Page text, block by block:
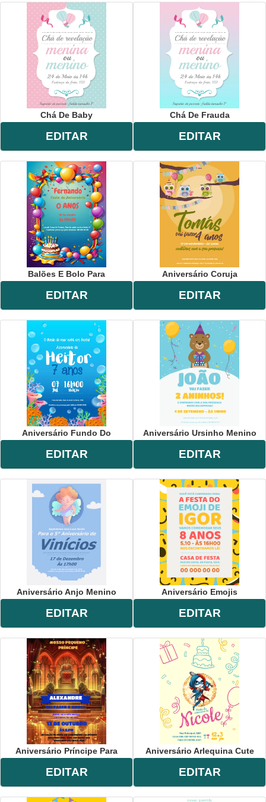
Chá De Baby
EDITAR
Chá De Frauda
EDITAR
Balões E Bolo Para
EDITAR
Aniversário Coruja
EDITAR
Aniversário Fundo Do
EDITAR
Aniversário Ursinho Menino
EDITAR
Aniversário Anjo Menino
EDITAR
Aniversário Emojis
EDITAR
Aniversário Príncipe Para
EDITAR
Aniversário Arlequina Cute
EDITAR